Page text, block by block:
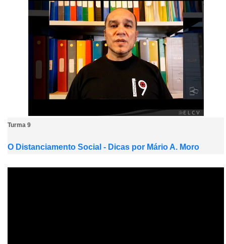
Turma 9
O Distanciamento Social - Dicas por Mário A. Moro